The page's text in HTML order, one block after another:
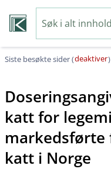
Siste besøkte sider (deaktiver)
katt for
katt i Norge